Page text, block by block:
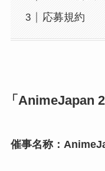
応募規約
「AnimeJapan
催事名称：